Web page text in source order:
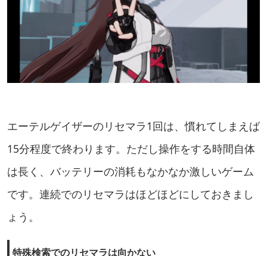
エーテルゲイザーのリセマラ1回は、慣れてしまえば
15分程度で終わります。ただし操作をする時間自体
は長く、バッテリーの消耗もなかなか激しいゲーム
です。連続でのリセマラはほどほどにしておきまし
ょう。
特殊検索でのリセマラは向かない